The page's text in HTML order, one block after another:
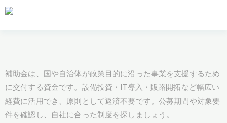
補助金は、国や自治体が政策目的に沿った事業を支援するため
に交付する資金です。設備投資・IT導入・販路開拓など幅広い
経費に活用でき、原則として返済不要です。公募期間や対象要
件を確認し、自社に合った制度を探しましょう。